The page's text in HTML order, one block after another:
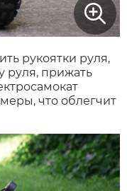
рукоятки руля,
руля, прижать
что облегчит